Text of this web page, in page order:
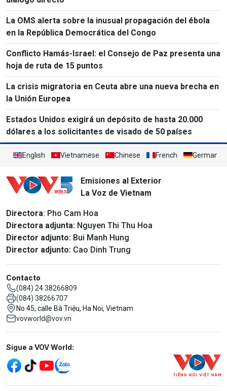
La OMS alerta sobre la inusual propagación del ébola
en la República Democrática del Congo
Conflicto Hamás-Israel: el Consejo de Paz presenta una
hoja de ruta de 15 puntos
La crisis migratoria en Ceuta abre una nueva brecha en
la Unión Europea
Estados Unidos exigirá un depósito de hasta 20.000
dólares a los solicitantes de visado de 50 países
English Vietnamese Chinese French German
Emisiones al Exterior
La Voz de Vietnam
Directora: Pho Cam Hoa
Directora adjunta: Nguyen Thi Thu Hoa
Director adjunto: Bui Manh Hung
Director adjunto: Cao Dinh Trung
Contacto
(084) 24 38266809
(084) 38266707
No 45, calle Bà Triệu, Ha Noi, Vietnam
vovworld@vov.vn
Mạng xã hội
Sigue a VOV World: